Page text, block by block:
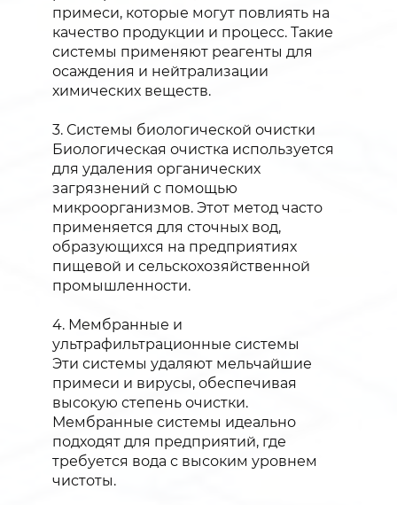
примеси, которые могут повлиять на
качество продукции и процесс. Такие
системы применяют реагенты для
осаждения и нейтрализации
химических веществ.
3. Системы биологической очистки
Биологическая очистка используется
для удаления органических
загрязнений с помощью
микроорганизмов. Этот метод часто
применяется для сточных вод,
образующихся на предприятиях
пищевой и сельскохозяйственной
промышленности.
4. Мембранные и
ультрафильтрационные системы
Эти системы удаляют мельчайшие
примеси и вирусы, обеспечивая
высокую степень очистки.
Мембранные системы идеально
подходят для предприятий, где
требуется вода с высоким уровнем
чистоты.